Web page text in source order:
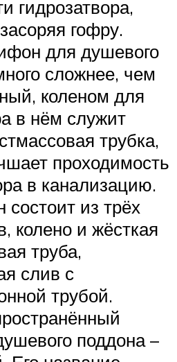
гидрозатвора,
гофру.
для душевого
сложнее, чем
коленом для
в нём служит
трубка,
проходимость
в канализацию.
из трёх
колено и жёсткая
труба,
слив с
трубой.
поддона –